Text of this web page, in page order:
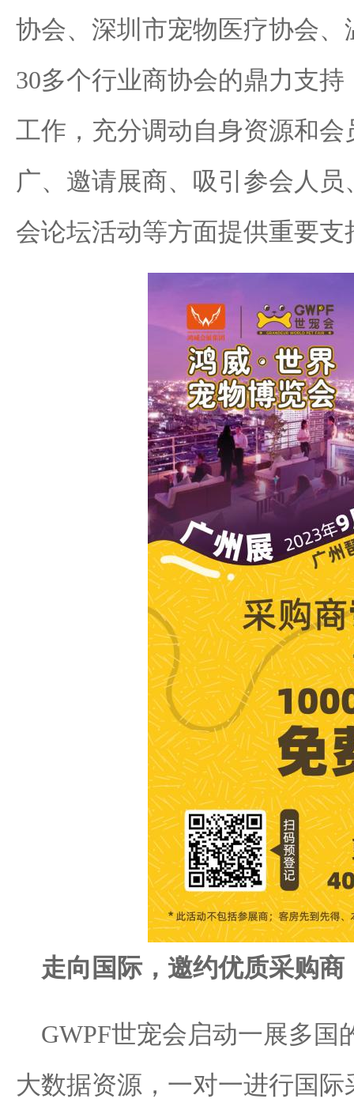
协会、深圳市宠物医疗协会
30多个行业商协会的鼎力支
工作，充分调动自身资源和
广、邀请展商、吸引参会人
会论坛活动等方面提供重要支
走向国际，邀约优质采购商
GWPF世宠会启动一展多
大数据资源，一对一进行国